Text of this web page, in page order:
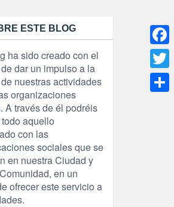
ESTE BLOG
ha sido creado con el
dar un impulso a la
nuestras actividades
organizaciones
A través de él podréis
aquello
con las
sociales que se
en nuestra Ciudad y
en un
ofrecer este servicio a